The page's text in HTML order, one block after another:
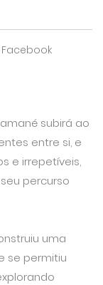
subirá ao
entre si, e
e irrepetíveis,
percurso
uma
se permitiu